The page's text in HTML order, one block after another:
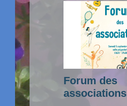
Forum des
associations